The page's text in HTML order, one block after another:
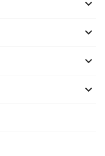



